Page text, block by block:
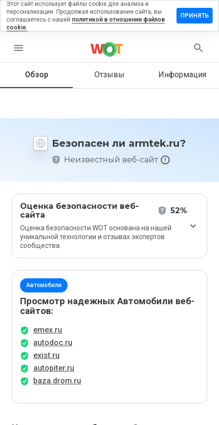
menu
Обзор Отзывы Информация
Безопасен ли armtek.ru?
Неизвестный веб-сайт
Оценка безопасности веб-
сайта
52%
Оценка безопасности WOT основана на нашей
уникальной технологии и отзывах экспертов
сообщества.
Автомобили
Просмотр надежных Автомобили веб-
сайтов:
emex.ru
autodoc.ru
exist.ru
autopiter.ru
baza.drom.ru
на
Как бы
этот
1 до 5?
Этот сайт использует файлы cookie для анализа и
персонализации. Продолжая использование сайта, вы
соглашаетесь с нашей политикой в отношении файлов
cookie.
ПРИНЯТЬ